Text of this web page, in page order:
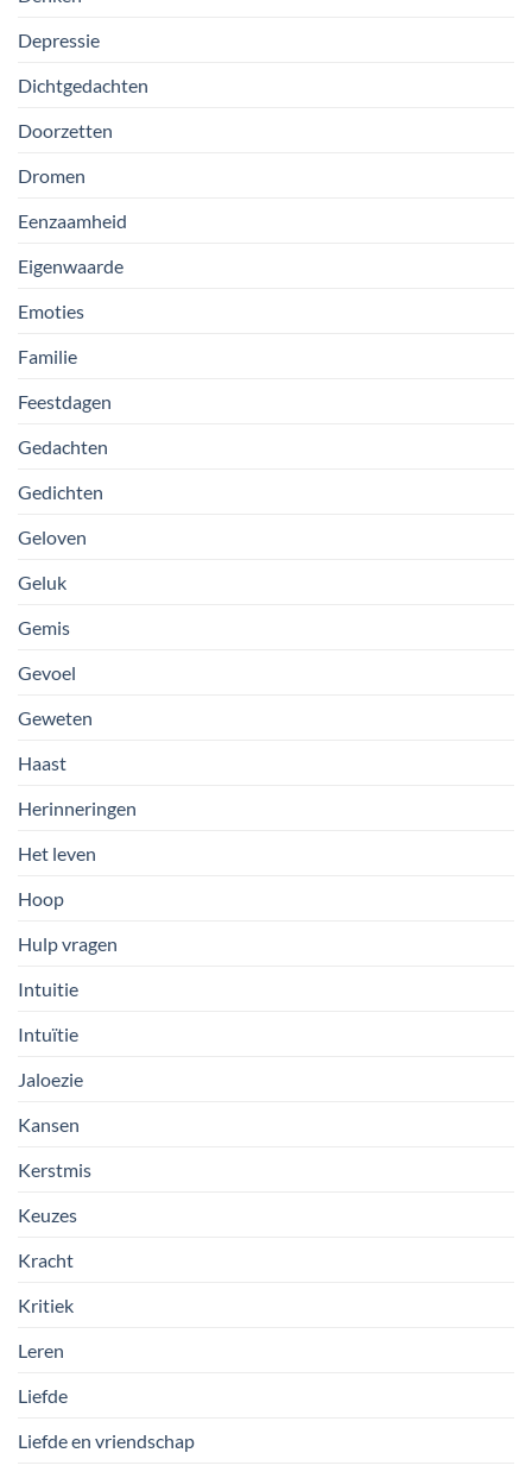
Depressie
Dichtgedachten
Doorzetten
Dromen
Eenzaamheid
Eigenwaarde
Emoties
Familie
Feestdagen
Gedachten
Gedichten
Geloven
Geluk
Gemis
Gevoel
Geweten
Haast
Herinneringen
Het leven
Hoop
Hulp vragen
Intuitie
Intuïtie
Jaloezie
Kansen
Kerstmis
Keuzes
Kracht
Kritiek
Leren
Liefde
Liefde en vriendschap